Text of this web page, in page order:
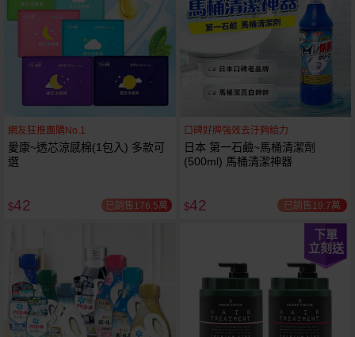
網友狂推團購No.1
愛康~透芯涼感棉(1包入) 多款可
選
$42 已銷售176.5萬
口碑好牌強效去汙夠給力
日本 第一石鹼~馬桶清潔劑
(500ml) 馬桶清潔神器
$42 已銷售19.7萬
下單
立刻送